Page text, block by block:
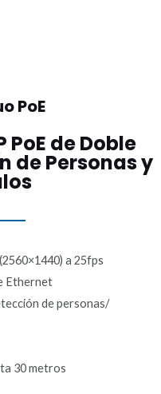
PoE
PoE de Doble
de Personas y
a 25fps
Ethernet
de personas/
30 metros